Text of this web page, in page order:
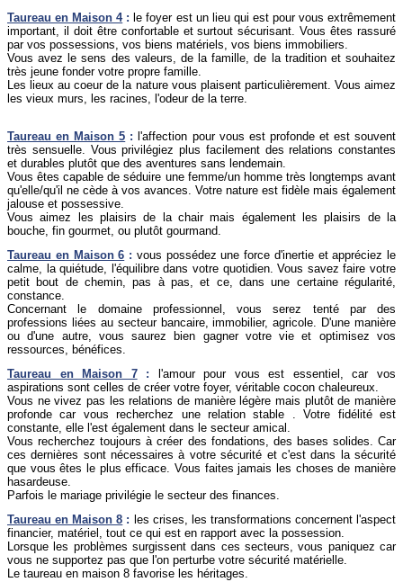
Taureau en Maison 4: le foyer est un lieu qui est pour vous extrêmement
important, il doit être confortable et surtout sécurisant. Vous êtes rassuré
par vos possessions, vos biens matériels, vos biens immobiliers.
Vous avez le sens des valeurs, de la famille, de la tradition et souhaitez
très jeune fonder votre propre famille.
Les lieux au coeur de la nature vous plaisent particulièrement. Vous aimez
les vieux murs, les racines, l'odeur de la terre.
Taureau en Maison 5 : l'affection pour vous est profonde et est souvent
très sensuelle. Vous privilégiez plus facilement des relations constantes
et durables plutôt que des aventures sans lendemain.
Vous êtes capable de séduire une femme/un homme très longtemps avant
qu'elle/qu'il ne cède à vos avances. Votre nature est fidèle mais également
jalouse et possessive.
Vous aimez les plaisirs de la chair mais également les plaisirs de la
bouche, fin gourmet, ou plutôt gourmand.
Taureau en Maison 6 : vous possédez une force d'inertie et appréciez le
calme, la quiétude, l'équilibre dans votre quotidien. Vous savez faire votre
petit bout de chemin, pas à pas, et ce, dans une certaine régularité,
constance.
Concernant le domaine professionnel, vous serez tenté par des
professions liées au secteur bancaire, immobilier, agricole. D'une manière
ou d'une autre, vous saurez bien gagner votre vie et optimisez vos
ressources, bénéfices.
Taureau en Maison 7: l'amour pour vous est essentiel, car vos
aspirations sont celles de créer votre foyer, véritable cocon chaleureux.
Vous ne vivez pas les relations de manière légère mais plutôt de manière
profonde car vous recherchez une relation stable . Votre fidélité est
constante, elle l'est également dans le secteur amical.
Vous recherchez toujours à créer des fondations, des bases solides. Car
ces dernières sont nécessaires à votre sécurité et c'est dans la sécurité
que vous êtes le plus efficace. Vous faites jamais les choses de manière
hasardeuse.
Parfois le mariage privilégie le secteur des finances.
Taureau en Maison 8 : les crises, les transformations concernent l'aspect
financier, matériel, tout ce qui est en rapport avec la possession.
Lorsque les problèmes surgissent dans ces secteurs, vous paniquez car
vous ne supportez pas que l'on perturbe votre sécurité matérielle.
Le taureau en maison 8 favorise les héritages.